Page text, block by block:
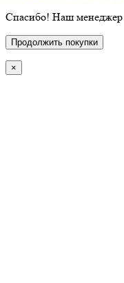
Спасибо! Наш менеджер
Продолжить покупки
×